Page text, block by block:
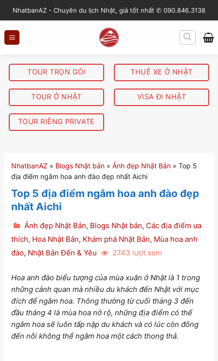
NhatbanAZ - Chuyên du lịch Nhật, giá tốt nhất ✆ 090.846.3138
TOUR TRỌN GÓI
TOUR Ở NHẬT
TOUR RIÊNG PRIVATE
THUÊ XE Ở NHẬT
VISA ĐI NHẬT
NhatbanAZ » Blogs Nhật bản » Ảnh đẹp Nhật Bản » Top 5
địa điểm ngắm hoa anh đào đẹp nhất Aichi
Top 5 địa điểm ngắm hoa anh đào đẹp
nhất Aichi
Ảnh đẹp Nhật Bản, Blogs Nhật bản, Các địa điểm ưa
thích, Hoa Nhật Bản, Khám phá Nhật Bản, Mùa hoa anh
đào, Nhật Bản Đến & Yêu 2743 lượt xem
Hoa anh đào biểu tượng của mùa xuân ở Nhật là 1 trong
những cảnh quan mà nhiều du khách đến Nhật với mục
đích để ngắm hoa. Thông thường từ cuối tháng 3 đến
đầu tháng 4 là mùa hoa nở rộ, những địa điểm có thể
ngắm hoa sẽ luôn tấp nập du khách và có lúc còn đông
đến nỗi không thể ngắm hoa một cách thong thả.